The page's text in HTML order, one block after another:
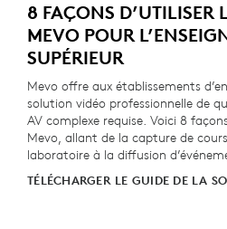
8 FAÇONS D’UTILISER
MEVO POUR
SUPÉRIEUR
Mevo offre aux établissements
solution vidéo professionnelle de
AV complexe requise. Voici 8
Mevo, allant de la capture de
laboratoire à la diffusion
TÉLÉCHARGER LE GUIDE DE LA